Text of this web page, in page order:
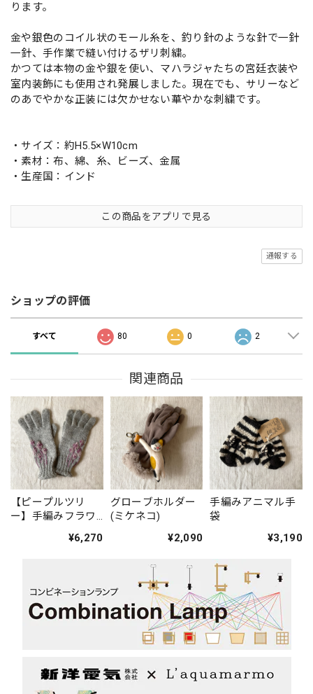
ります。
金や銀色のコイル状のモール糸を、釣り針のような針で一針
一針、手作業で縫い付けるザリ刺繍。
かつては本物の金や銀を使い、マハラジャたちの宮廷衣装や
室内装飾にも使用され発展しました。現在でも、サリーなど
のあでやかな正装には欠かせない華やかな刺繍です。
・サイズ：約H5.5×W10cm
・素材：布、綿、糸、ビーズ、金属
・生産国：インド
この商品をアプリで見る
通報する
ショップの評価
すべて 80 0 2
関連商品
【ピープルツリ
ー】手編みフラワ
¥6,270
グローブホルダー
(ミケネコ)
¥2,090
手編みアニマル手
袋
¥3,190